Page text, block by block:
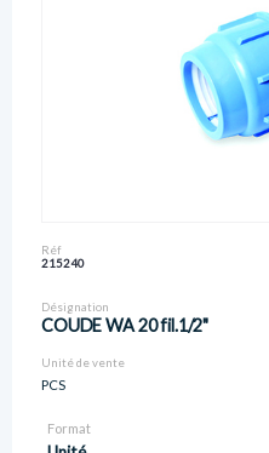
Réf
215240
Désignation
COUDE WA 20 fil.1/2"
Unité de vente
PCS
Format